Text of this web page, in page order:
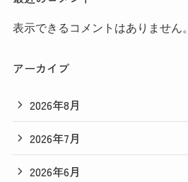
表示できるコメントはありません。
アーカイブ
2026年8月
2026年7月
2026年6月